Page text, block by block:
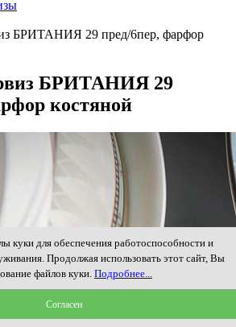
БРИТАНИЯ 29 пред/6пер, фарфор
БРИТАНИЯ 29
костяной
куки для обеспечения работоспособности и
Продолжая использовать этот сайт, Вы
файлов куки. Подробнее...
Согласен